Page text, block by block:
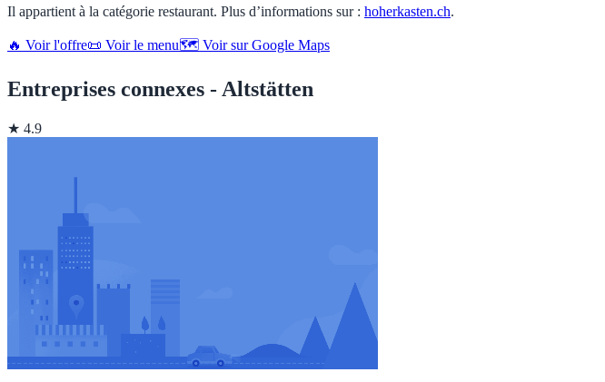
Il appartient à la catégorie restaurant. Plus d’informations sur : hoherkasten.ch.
🔥 Voir l'offre📜 Voir le menu🗺️ Voir sur Google Maps
Entreprises connexes - Altstätten
★ 4.9